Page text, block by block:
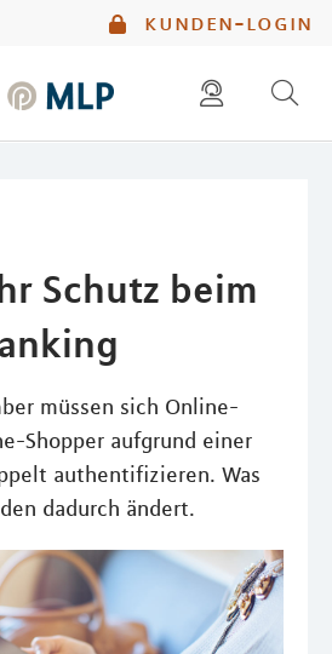
kunden-login
Schutz beim
müssen sich Online-
Shopper aufgrund einer
authentifizieren. Was
dadurch ändert.